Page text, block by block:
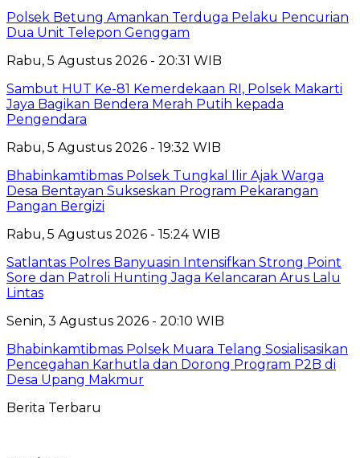
Polsek Betung Amankan Terduga Pelaku Pencurian
Dua Unit Telepon Genggam
Rabu, 5 Agustus 2026 - 20:31 WIB
Sambut HUT Ke-81 Kemerdekaan RI, Polsek Makarti
Jaya Bagikan Bendera Merah Putih kepada
Pengendara
Rabu, 5 Agustus 2026 - 19:32 WIB
Bhabinkamtibmas Polsek Tungkal Ilir Ajak Warga
Desa Bentayan Sukseskan Program Pekarangan
Pangan Bergizi
Rabu, 5 Agustus 2026 - 15:24 WIB
Satlantas Polres Banyuasin Intensifkan Strong Point
Sore dan Patroli Hunting Jaga Kelancaran Arus Lalu
Lintas
Senin, 3 Agustus 2026 - 20:10 WIB
Bhabinkamtibmas Polsek Muara Telang Sosialisasikan
Pencegahan Karhutla dan Dorong Program P2B di
Desa Upang Makmur
Berita Terbaru